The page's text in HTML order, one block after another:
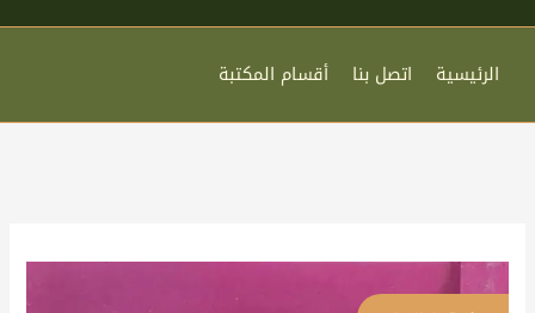
الرئيسية اتصل بنا أقسام المكتبة
قوة